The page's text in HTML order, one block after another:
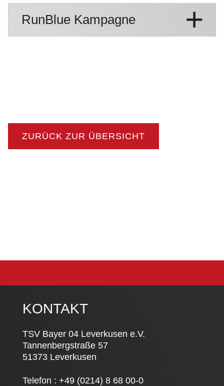
RunBlue Kampagne
ZURÜCK ZUR ÜBERSICHT
KONTAKT
TSV Bayer 04 Leverkusen e.V.
Tannenbergstraße 57
51373 Leverkusen
Telefon : +49 (0214) 8 68 00-0